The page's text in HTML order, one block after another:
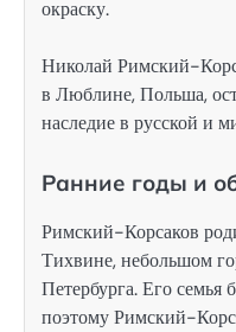
окраску.
Николай Римский-
в Люблине, Польша,
наследие в русской и
Ранние годы и
Римский-Корсаков
Тихвине, небольшом
Петербурга. Его семья
поэтому Римский-